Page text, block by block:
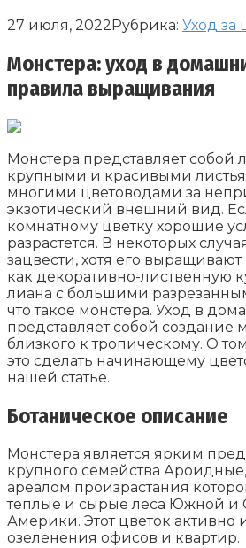
27 июля, 2022Рубрика: Уход за
Монстера: уход в
правила выращивания
Монстера представляет собой
крупными и красивыми
многими цветоводами за
экзотический внешний вид.
комнатному цветку хорошие
разрастется. В некоторых
зацвести, хотя его
как декоративно-лиственную
лиана с большими
что такое монстера. Уход в
представляет собой создание
близкого к тропическому. О
это сделать начинающему
нашей статье.
Ботаническое описание
Монстера является ярким
крупного семейства
ареалом произрастания
теплые и сырые леса Южной и
Америки. Этот цветок активно
озеленения офисов и квартир.